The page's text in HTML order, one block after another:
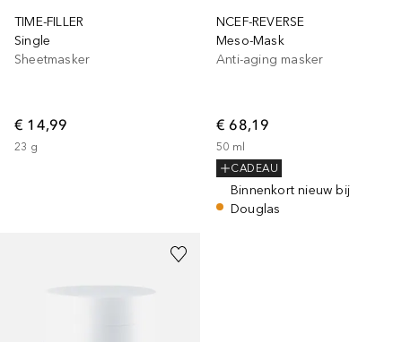
TIME-FILLER
Single
Sheetmasker
€ 14,99
23 g
NCEF-REVERSE
Meso-Mask
Anti-aging masker
€ 68,19
50 ml
CADEAU
Binnenkort nieuw bij
Douglas